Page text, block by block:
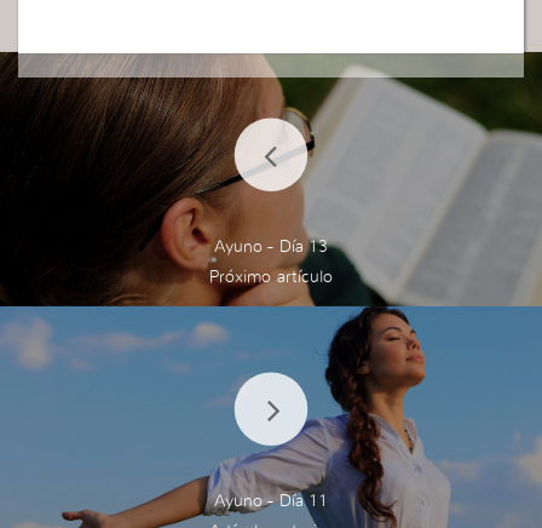
Ayuno - Día 13
Ayuno - Día 11